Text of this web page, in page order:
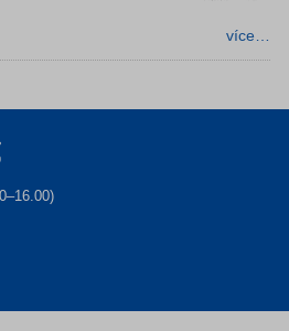
více…